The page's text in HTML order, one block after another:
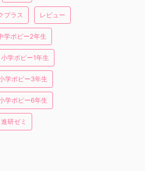
プラス レビュー
学ポピー2年生
小学ポピー1年生
学ポピー3年生
学ポピー6年生
進研ゼミ